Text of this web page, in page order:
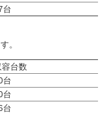
台
。
容台数
台
台
台